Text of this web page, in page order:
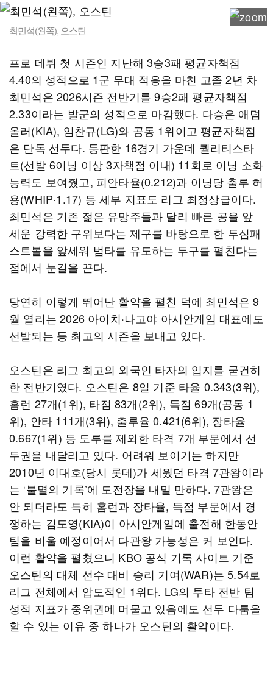
최민석(왼쪽), 오스틴
프로 데뷔 첫 시즌인 지난해 3승3패 평균자책점
4.40의 성적으로 1군 무대 적응을 마친 고졸 2년 차
최민석은 2026시즌 전반기를 9승2패 평균자책점
2.33이라는 발군의 성적으로 마감했다. 다승은 애덤
올러(KIA), 임찬규(LG)와 공동 1위이고 평균자책점
은 단독 선두다. 등판한 16경기 가운데 퀄리티스타
트(선발 6이닝 이상 3자책점 이내) 11회로 이닝 소화
능력도 보여줬고, 피안타율(0.212)과 이닝당 출루 허
용(WHIP·1.17) 등 세부 지표도 리그 최정상급이다.
최민석은 기존 젊은 유망주들과 달리 빠른 공을 앞
세운 강력한 구위보다는 제구를 바탕으로 한 투심패
스트볼을 앞세워 범타를 유도하는 투구를 펼친다는
점에서 눈길을 끈다.
당연히 이렇게 뛰어난 활약을 펼친 덕에 최민석은 9
월 열리는 2026 아이치·나고야 아시안게임 대표에도
선발되는 등 최고의 시즌을 보내고 있다.
오스틴은 리그 최고의 외국인 타자의 입지를 굳건히
한 전반기였다. 오스틴은 8일 기준 타율 0.343(3위),
홈런 27개(1위), 타점 83개(2위), 득점 69개(공동 1
위), 안타 111개(3위), 출루율 0.421(6위), 장타율
0.667(1위) 등 도루를 제외한 타격 7개 부문에서 선
두권을 내달리고 있다. 어려워 보이기는 하지만
2010년 이대호(당시 롯데)가 세웠던 타격 7관왕이라
는 ‘불멸의 기록’에 도전장을 내밀 만하다. 7관왕은
안 되더라도 특히 홈런과 장타율, 득점 부문에서 경
쟁하는 김도영(KIA)이 아시안게임에 출전해 한동안
팀을 비울 예정이어서 다관왕 가능성은 커 보인다.
이런 활약을 펼쳤으니 KBO 공식 기록 사이트 기준
오스틴의 대체 선수 대비 승리 기여(WAR)는 5.54로
리그 전체에서 압도적인 1위다. LG의 투타 전반 팀
성적 지표가 중위권에 머물고 있음에도 선두 다툼을
할 수 있는 이유 중 하나가 오스틴의 활약이다.